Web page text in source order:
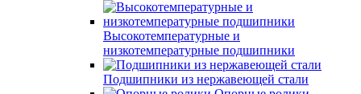
Высокотемпературные и
низкотемпературные подшипники
Подшипники из нержавеющей стали